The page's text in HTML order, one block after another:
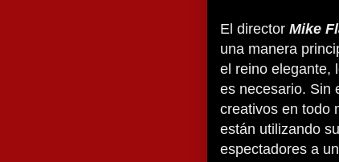
El director Mike
una manera
el reino elegante,
es necesario. Sin
creativos en todo
están utilizando
espectadores a